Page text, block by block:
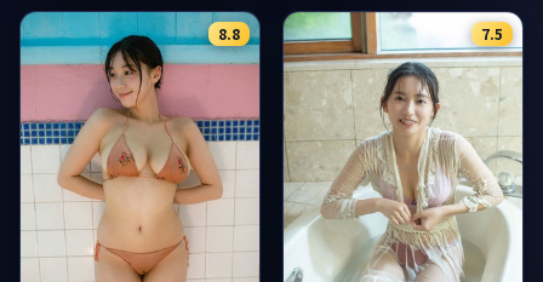
8.8 7.5